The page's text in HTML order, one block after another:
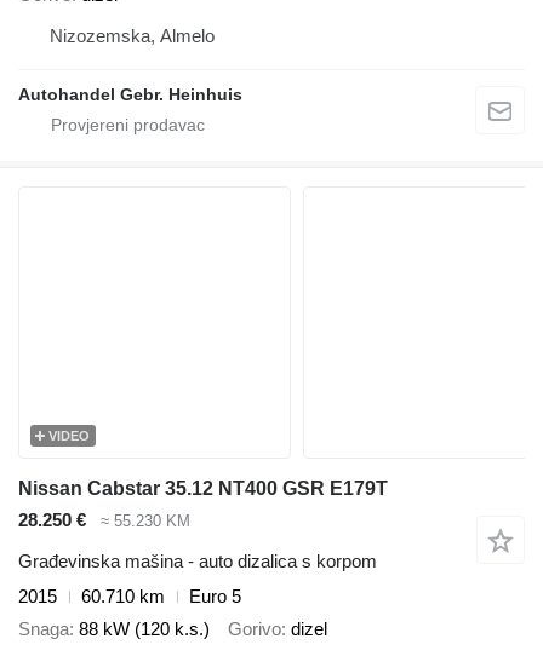
Nizozemska, Almelo
Autohandel Gebr. Heinhuis
VIDEO
Nissan Cabstar 35.12 NT400 GSR E179T
28.250 €
≈ 55.230 KM
Građevinska mašina - auto dizalica s korpom
2015
60.710 km
Euro 5
Snaga 88 kW (120 k.s.) Gorivo dizel